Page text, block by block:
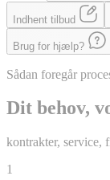
Indhent tilbud
Brug for hjælp?
Sådan foregår
Dit behov,
kontrakter, service,
1